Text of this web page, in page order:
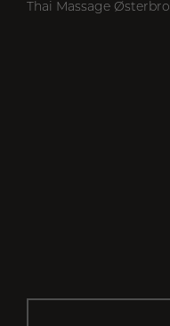
Thai Massage Østerbro